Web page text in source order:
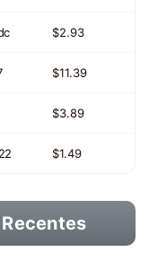
$2.93
$11.39
$3.89
$1.49